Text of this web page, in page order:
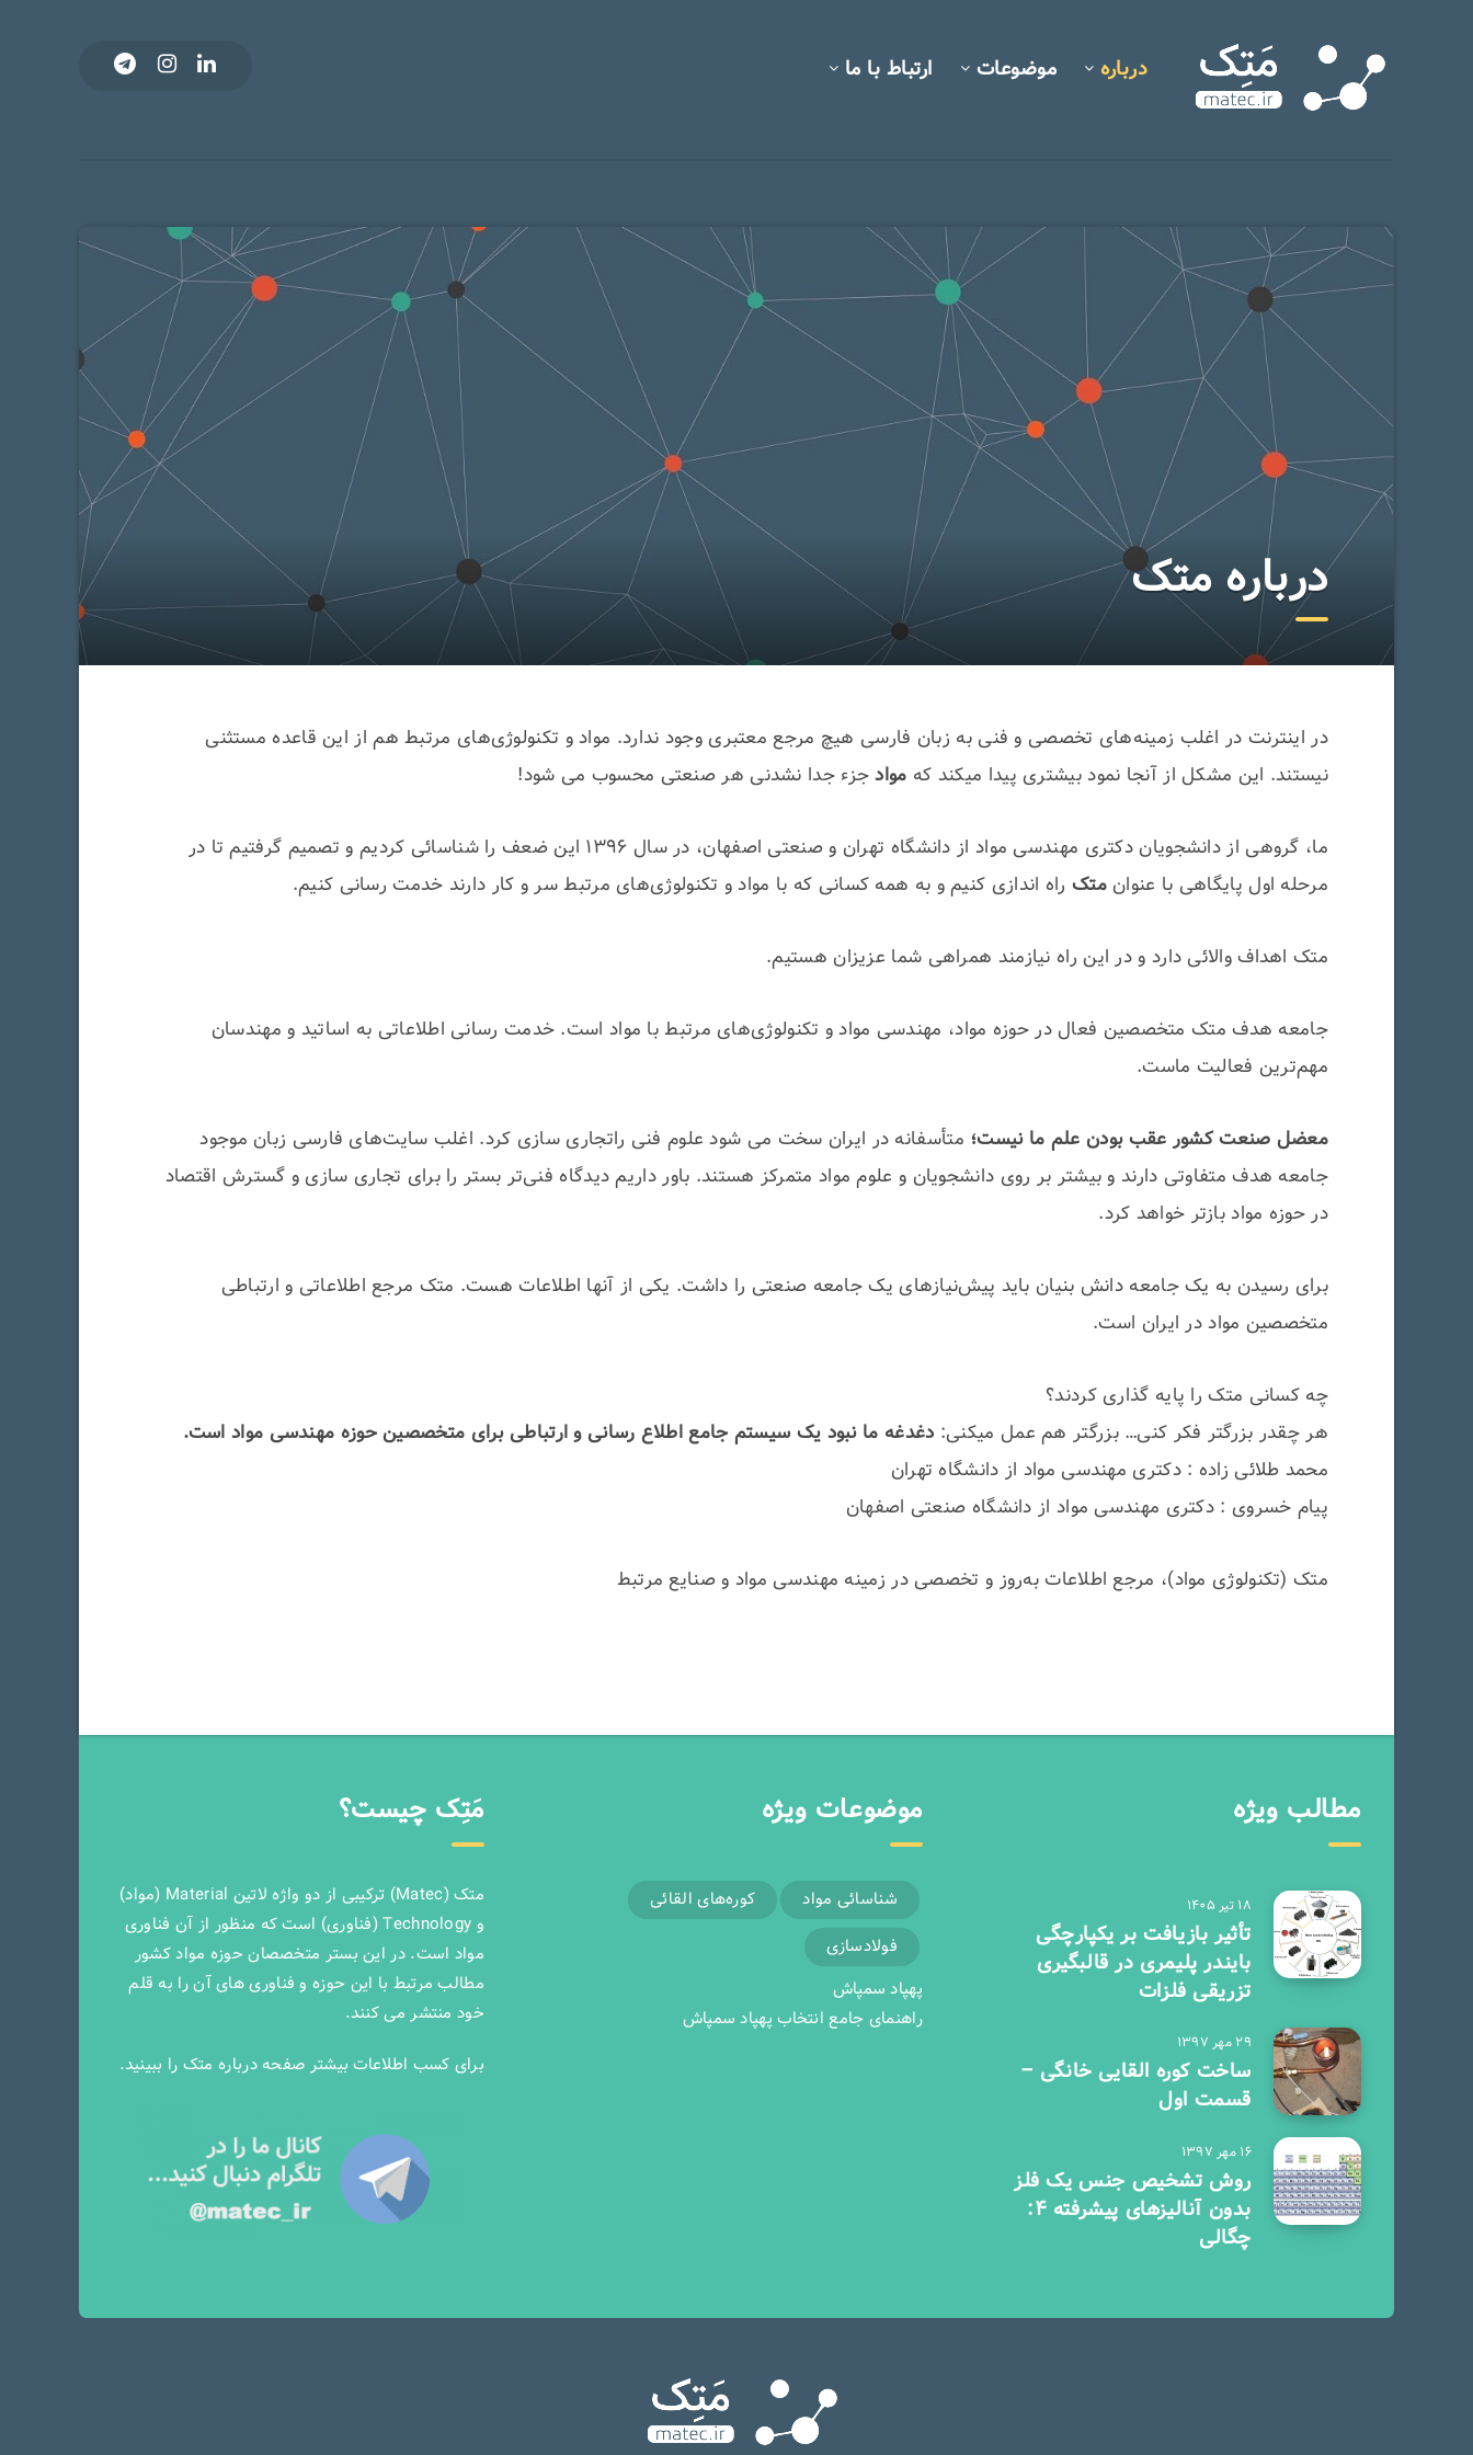
درباره موضوعات ارتباط با ما
درباره متک
در اینترنت در اغلب زمینه‌های تخصصی و فنی به زبان فارسی هیچ مرجع معتبری وجود ندارد. مواد و تکنولوژی‌های مرتبط هم از این قاعده مستثنی
نیستند. این مشکل از آنجا نمود بیشتری پیدا میکند که موادجزء جدا نشدنی هر صنعتی محسوب می شود!
ما، گروهی از دانشجویان دکتری مهندسی مواد از دانشگاه تهران و صنعتی اصفهان، در سال 1396 این ضعف را شناسائی کردیم و تصمیم گرفتیم تا در
مرحله اول پایگاهی با عنوانمتک راه اندازی کنیم و به همه کسانی که با مواد و تکنولوژی‌های مرتبط سر و کار دارند خدمت رسانی کنیم.
متک اهداف‌ والائی دارد و در این راه نیازمند همراهی شما عزیزان هستیم.
جامعه هدف متک متخصصین فعال در حوزه مواد، مهندسی مواد و تکنولوژی‌های مرتبط با مواد است. خدمت رسانی اطلاعاتی به اساتید و مهندسان
مهم‌ترین فعالیت ماست.
معضل صنعت کشور عقب بودن علم ما نیست؛ متأسفانه در ایران سخت می شود علوم فنی راتجاری سازی کرد. اغلب سایت‌های فارسی زبان موجود
جامعه هدف متفاوتی دارند و بیشتر بر روی دانشجویان و علوم مواد متمرکز هستند. باور داریم دیدگاه فنی‌تر بستر را برای تجاری سازی و گسترش اقتصاد
در حوزه مواد بازتر خواهد کرد.
برای رسیدن به یک جامعه دانش بنیان باید پیش‌نیازهای یک جامعه صنعتی را داشت. یکی از آنها اطلاعات هست. متک مرجع اطلاعاتی و ارتباطی
متخصصین مواد در ایران است.
چه کسانی متک را پایه گذاری کردند؟
هر چقدر بزرگتر فکر کنی… بزرگتر هم عمل میکنی: دغدغه ما نبود یک سیستم جامع اطلاع رسانی و ارتباطی برای متخصصین حوزه مهندسی مواد است.
محمد طلائی زاده : دکتری مهندسی مواد از دانشگاه تهران
پیام خسروی : دکتری مهندسی مواد از دانشگاه صنعتی اصفهان
متک (تکنولوژی مواد)، مرجع اطلاعات به‌روز و تخصصی در زمینه مهندسی مواد و صنایع مرتبط
مطالب ویژه
۱۸ تیر ۱۴۰۵
تأثیر بازیافت بر یکپارچگی
بایندر پلیمری در قالبگیری
تزریقی فلزات
۲۹ مهر ۱۳۹۷
ساخت کوره القایی خانگی –
قسمت اول
۱۶ مهر ۱۳۹۷
روش تشخیص جنس یک فلز
بدون آنالیزهای پیشرفته 4:
چگالی
موضوعات ویژه
شناسائی مواد
کوره‌های القائی
فولادسازی
پهپاد سمپاش
راهنمای جامع انتخاب پهپاد سمپاش
مَتِک چیست؟
متک (Matec) ترکیبی از دو واژه لاتین Material (مواد)
و Technology (فناوری) است که منظور از آن فناوری
مواد است. در این بستر متخصصان حوزه مواد کشور
مطالب مرتبط با این حوزه و فناوری های آن را به قلم
خود منتشر می کنند.
برای کسب اطلاعات بیشتر صفحهدرباره متک را ببینید.